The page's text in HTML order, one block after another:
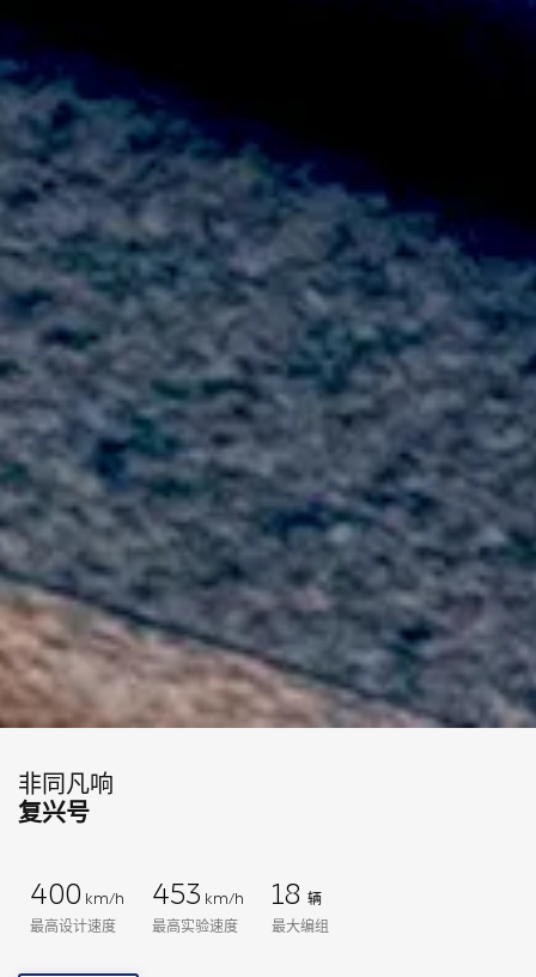
非同凡响
复兴号
400 km/h
最高设计速度
453 km/h
最高实验速度
18 辆
最大编组